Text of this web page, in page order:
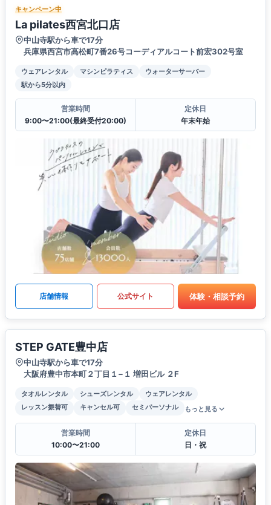
キャンペーン中
La pilates西宮北口店
中山寺駅から車で17分
兵庫県西宮市高松町7番26号コーディアルコート前宏302号室
ウェアレンタル マシンピラティス
ウォーターサーバー
駅から5分以内
営業時間
9:00〜21:00(最終受付20:00)
定休日
年末年始
店舗情報 公式サイト 体験・相談予約
STEP GATE豊中店
中山寺駅から車で17分
大阪府豊中市本町２丁目１−１ 増田ビル ２F
タオルレンタル シューズレンタル
ウェアレンタル
レッスン振替可
キャンセル可 セミパーソナル もっと見る
営業時間
10:00〜21:00
定休日
日・祝